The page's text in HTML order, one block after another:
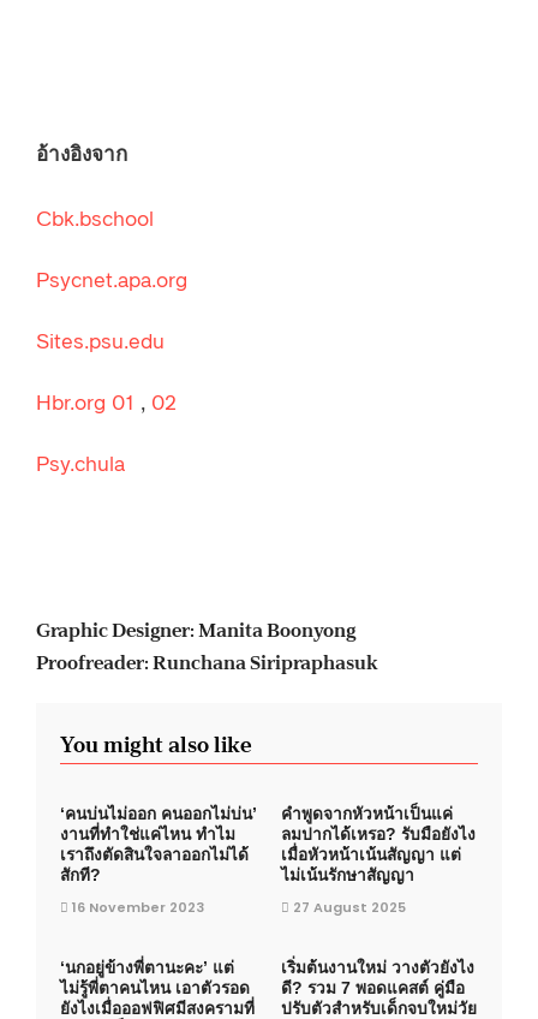
อ้างอิงจาก
Cbk.bschool
Psycnet.apa.org
Sites.psu.edu
Hbr.org 01 02
Psy.chula
Graphic Designer: Manita Boonyong
Proofreader: Runchana Siripraphasuk
You might also like
‘คนบ่นไม่ออก คนออกไม่บ่น’
งานที่ทำใช่แค่ไหน ทำไม
เราถึงตัดสินใจลาออกไม่ได้
สักที?
16 November 2023
คำพูดจากหัวหน้าเป็นแค่
ลมปากได้เหรอ? รับมือยังไง
เมื่อหัวหน้าเน้นสัญญา แต่
ไม่เน้นรักษาสัญญา
27 August 2025
‘นกอยู่ข้างพี่ตานะคะ’ แต่
ไม่รู้พี่ตาคนไหน เอาตัวรอด
ยังไงเมื่อออฟฟิศมีสงครามที่
เริ่มต้นงานใหม่ วางตัวยังไง
ดี? รวม 7 พอดแคสต์ คู่มือ
ปรับตัวสำหรับเด็กจบใหม่วัย